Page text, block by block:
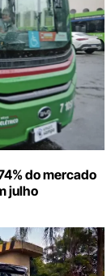
do mercado
julho